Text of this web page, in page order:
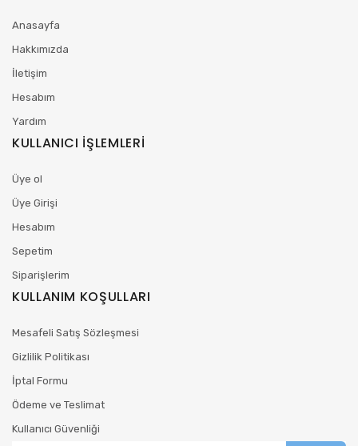
Anasayfa
Hakkımızda
İletişim
Hesabım
Yardım
KULLANICI İŞLEMLERİ
Üye ol
Üye Girişi
Hesabım
Sepetim
Siparişlerim
KULLANIM KOŞULLARI
Mesafeli Satış Sözleşmesi
Gizlilik Politikası
İptal Formu
Ödeme ve Teslimat
Kullanıcı Güvenliği